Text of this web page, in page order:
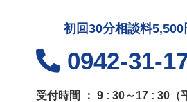
初回30分相談料5,500
0942-31-
受付時間 ： 9 : 30～17 : 30（